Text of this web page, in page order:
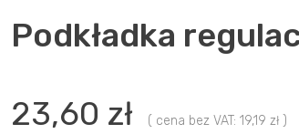
Podkładka
23,60 zł
( cena bez VAT: 19,19 zł )